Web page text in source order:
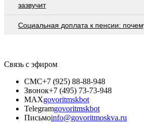
зазвучит
Социальная доплата к пенсии:
Связь с эфиром
СМС+7 (925) 88-88-948
Звонок+7 (495) 73-73-948
MAXgovoritmskbot
Telegramgovoritmskbot
Письмоinfo@govoritmoskva.ru